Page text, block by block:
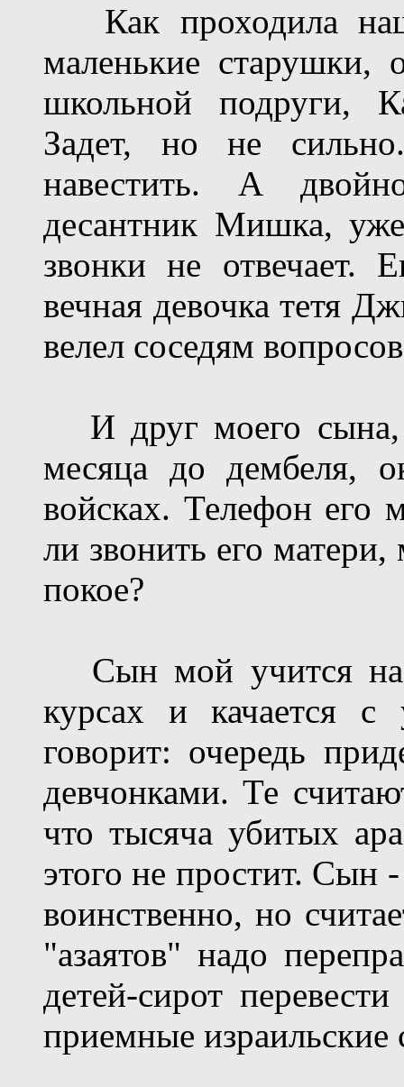
Как проходила
маленькие старушки,
школьной подруги,
Задет, но не
навестить. А
десантник Мишка,
звонки не отвечает.
вечная девочка тетя
велел соседям
И друг моего сына,
месяца до дембеля,
войсках. Телефон его
ли звонить его матери,
покое?
Сын мой учится на
курсах и качается
говорит: очередь
девчонками. Те
что тысяча убитых
этого не простит. Сын
воинственно, но
"азаятов" надо
детей-сирот
приемные израильские